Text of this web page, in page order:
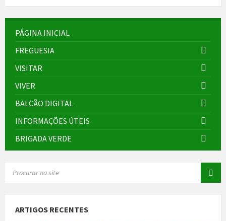
PÁGINA INICIAL
FREGUESIA
VISITAR
VIVER
BALCÃO DIGITAL
INFORMAÇÕES ÚTEIS
BRIGADA VERDE
ARTIGOS RECENTES